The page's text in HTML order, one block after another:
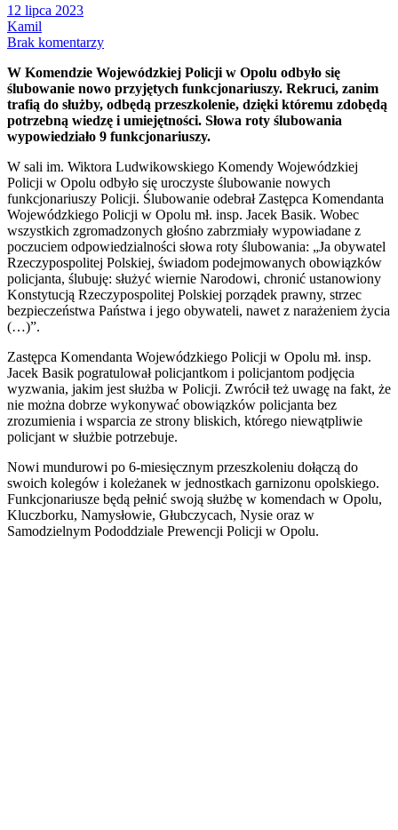
12 lipca 2023
Kamil
Brak komentarzy
W Komendzie Wojewódzkiej Policji w Opolu odbyło się
ślubowanie nowo przyjętych funkcjonariuszy. Rekruci, zanim
trafią do służby, odbędą przeszkolenie, dzięki któremu zdobędą
potrzebną wiedzę i umiejętności. Słowa roty ślubowania
wypowiedziało 9 funkcjonariuszy.
W sali im. Wiktora Ludwikowskiego Komendy Wojewódzkiej
Policji w Opolu odbyło się uroczyste ślubowanie nowych
funkcjonariuszy Policji. Ślubowanie odebrał Zastępca Komendanta
Wojewódzkiego Policji w Opolu mł. insp. Jacek Basik. Wobec
wszystkich zgromadzonych głośno zabrzmiały wypowiadane z
poczuciem odpowiedzialności słowa roty ślubowania: „Ja obywatel
Rzeczypospolitej Polskiej, świadom podejmowanych obowiązków
policjanta, ślubuję: służyć wiernie Narodowi, chronić ustanowiony
Konstytucją Rzeczypospolitej Polskiej porządek prawny, strzec
bezpieczeństwa Państwa i jego obywateli, nawet z narażeniem życia
(…)”.
Zastępca Komendanta Wojewódzkiego Policji w Opolu mł. insp.
Jacek Basik pogratulował policjantkom i policjantom podjęcia
wyzwania, jakim jest służba w Policji. Zwrócił też uwagę na fakt, że
nie można dobrze wykonywać obowiązków policjanta bez
zrozumienia i wsparcia ze strony bliskich, którego niewątpliwie
policjant w służbie potrzebuje.
Nowi mundurowi po 6-miesięcznym przeszkoleniu dołączą do
swoich kolegów i koleżanek w jednostkach garnizonu opolskiego.
Funkcjonariusze będą pełnić swoją służbę w komendach w Opolu,
Kluczborku, Namysłowie, Głubczycach, Nysie oraz w
Samodzielnym Pododdziale Prewencji Policji w Opolu.